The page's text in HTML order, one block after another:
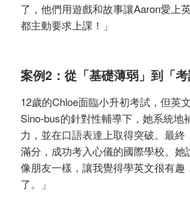
了，他們用遊戲和故事讓Aaron愛上
都主動要求上課！」
案例2：從「基礎薄弱」到「考
12歲的Chloe面臨小升初考試，但英
Sino-bus的針對性輔導下，她系統地
力，並在口語表達上取得突破。最終
滿分，成功考入心儀的國際學校。她
像朋友一樣，讓我覺得學英文很有趣
了。」